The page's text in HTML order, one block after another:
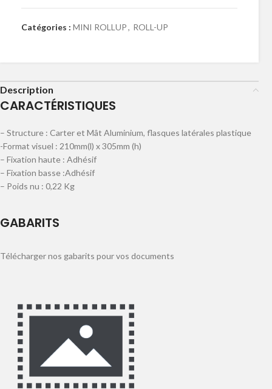
Catégories : MINI ROLLUP, ROLL-UP
Description
CARACTÉRISTIQUES
– Structure : Carter et Mât Aluminium, flasques latérales plastique
-Format visuel : 210mm(l) x 305mm (h)
– Fixation haute : Adhésif
– Fixation basse :Adhésif
– Poids nu : 0,22 Kg
GABARITS
Télécharger nos gabarits pour vos documents